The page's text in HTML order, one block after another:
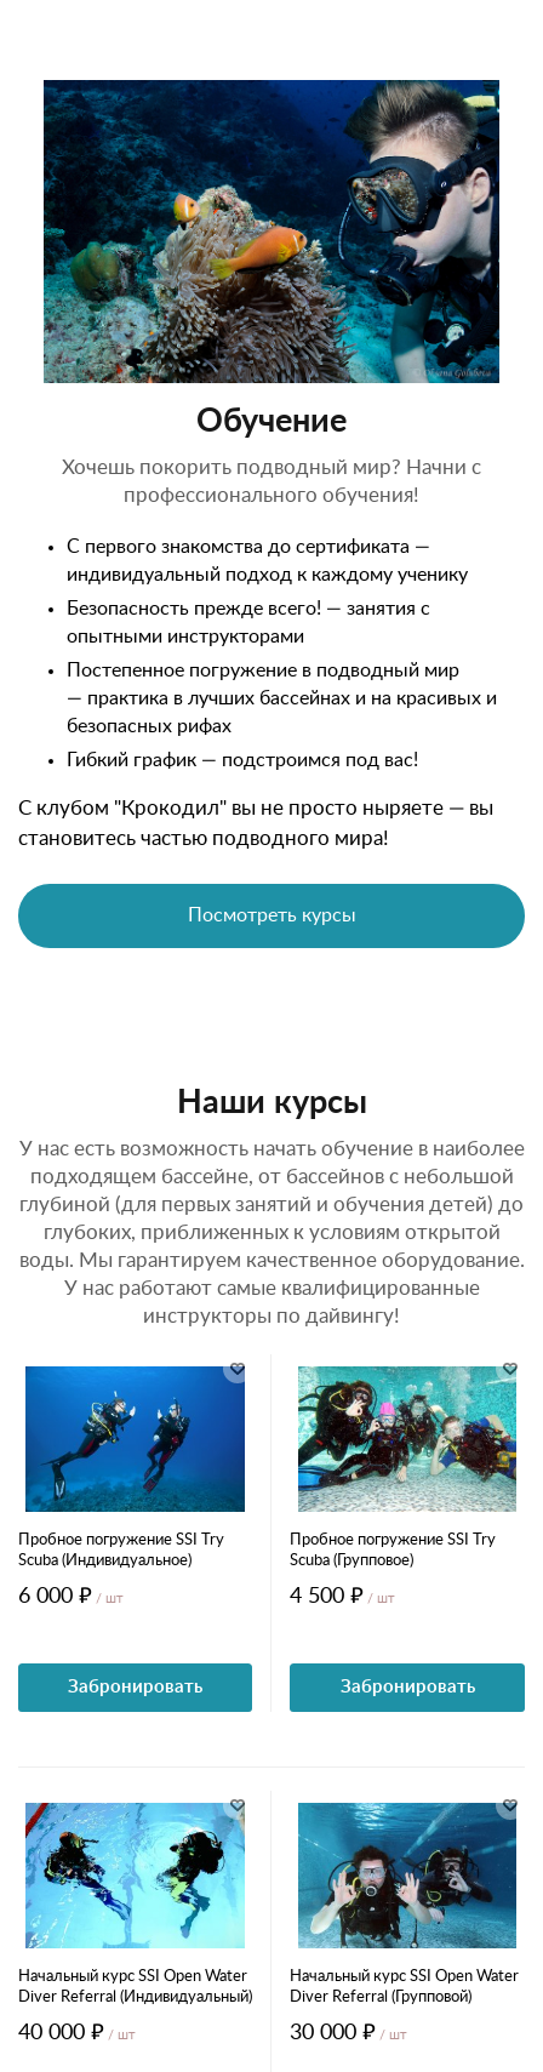
Обучение
Хочешь покорить подводный мир? Начни с
профессионального обучения!
С первого знакомства до сертификата —
индивидуальный подход к каждому ученику
Безопасность прежде всего! — занятия с
опытными инструкторами
Постепенное погружение в подводный мир
— практика в лучших бассейнах и на красивых и
безопасных рифах
Гибкий график — подстроимся под вас!
С клубом "Крокодил" вы не просто ныряете — вы
становитесь частью подводного мира!
Посмотреть курсы
Наши курсы
У нас есть возможность начать обучение в наиболее
подходящем бассейне, от бассейнов с небольшой
глубиной (для первых занятий и обучения детей) до
глубоких, приближенных к условиям открытой
воды. Мы гарантируем качественное оборудование.
У нас работают самые квалифицированные
инструкторы по дайвингу!
Пробное погружение SSI Try
Scuba (Индивидуальное)
6 000 ₽ / шт
Забронировать
Пробное погружение SSI Try
Scuba (Групповое)
4 500 ₽ / шт
Забронировать
Начальный курс SSI Open Water
Diver Referral (Индивидуальный)
40 000 ₽ / шт
Начальный курс SSI Open Water
Diver Referral (Групповой)
30 000 ₽ / шт